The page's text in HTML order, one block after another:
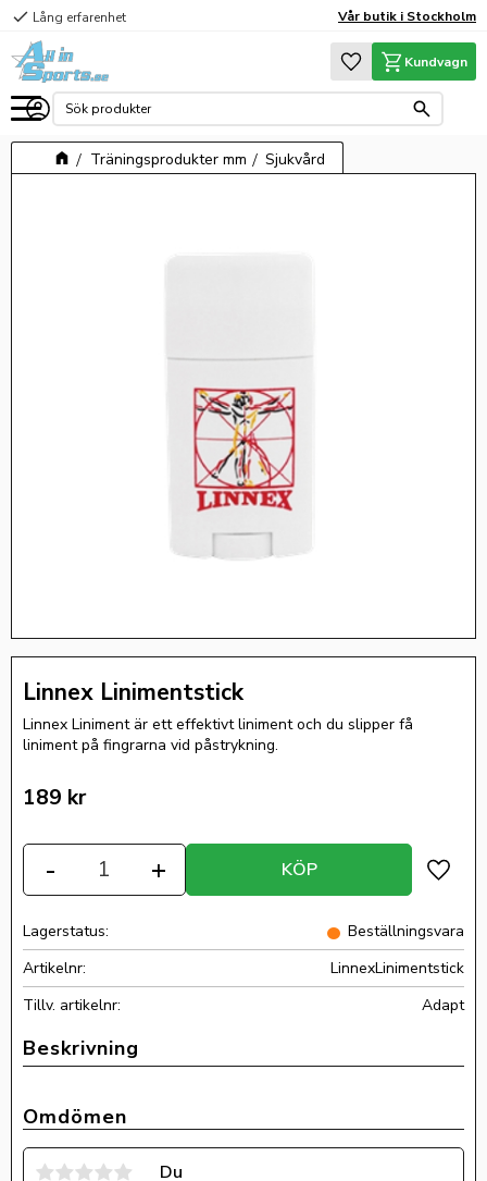
Meny
check Lång erfarenhet Vår butik i Stockholm
Favoriter
Kundvagn
Träningsprodukter mm Sjukvård
Linnex Linimentstick
Linnex Liniment är ett effektivt liniment och du slipper få
liniment på fingrarna vid påstrykning.
189 kr
+
- KÖP
Lägg
Lagerstatus
Beställningsvara
Artikelnr
LinnexLinimentstick
Tillv. artikelnr
Adapt
Omdömen
Du